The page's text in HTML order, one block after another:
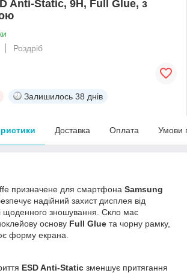
Anti-Static, 9H, Full Glue, з
Роздріб
Залишилось 38 днів
Доставка Оплата Умови
призначене для смартфона Samsung
надійний захист дисплея від
щоденного зношування. Скло має
основу Full Glue та чорну рамку,
форму екрана.
ESD Anti-Static зменшує притягання